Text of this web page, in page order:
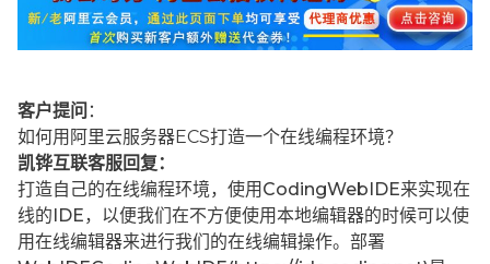
客户提问 ：
如何用阿里云服务器ECS打造一个在线编程环境？
凯铧互联客服回复：
打造自己的在线编程环境，使用CodingWebIDE来实现在
线的IDE，以便我们在不方便使用本地编辑器的时候可以使
用在线编辑器来进行我们的在线编辑操作。部署